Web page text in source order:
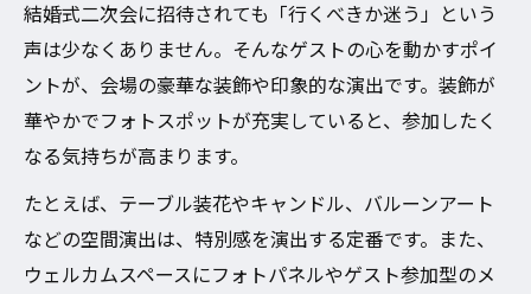
結婚式二次会に招待されても「行くべきか迷う」という
声は少なくありません。そんなゲストの心を動かすポイ
ントが、会場の豪華な装飾や印象的な演出です。装飾が
華やかでフォトスポットが充実していると、参加したく
なる気持ちが高まります。
たとえば、テーブル装花やキャンドル、バルーンアート
などの空間演出は、特別感を演出する定番です。また、
ウェルカムスペースにフォトパネルやゲスト参加型のメ